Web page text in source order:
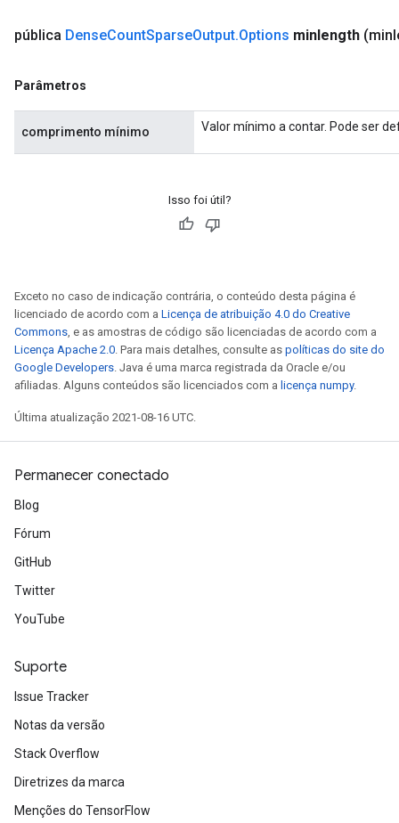
pública DenseCountSparseOutput.Options minlength
Parâmetros
comprimento mínimo Valor mínimo a contar. Pode ser
Isso foi útil?
Exceto no caso de indicação contrária, o conteúdo desta página é
licenciado de acordo com a Licença de atribuição 4.0 do Creative
Commons, e as amostras de código são licenciadas de acordo com a
Licença Apache 2.0. Para mais detalhes, consulte as políticas do site do
Google Developers. Java é uma marca registrada da Oracle e/ou
afiliadas. Alguns conteúdos são licenciados com a licença numpy.
Última atualização 2021-08-16 UTC.
Permanecer conectado
Blog
Fórum
GitHub
Twitter
YouTube
Suporte
Issue Tracker
Notas da versão
Stack Overflow
Diretrizes da marca
Menções do TensorFlow